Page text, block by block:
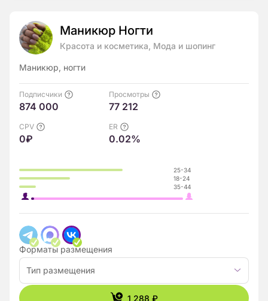
Маникюр Ногти
Красота и косметика, Мода и шопинг
Маникюр, ногти
25-34
18-24
35-44
Подписчики
874 000
Просмотры
77 212
CPV
0₽
ER
0.02%
Форматы размещения
Тип размещения
1 288 ₽